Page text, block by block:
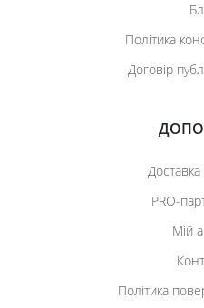
Політика
Договір
Доставка
PRO-
Мій
Політика